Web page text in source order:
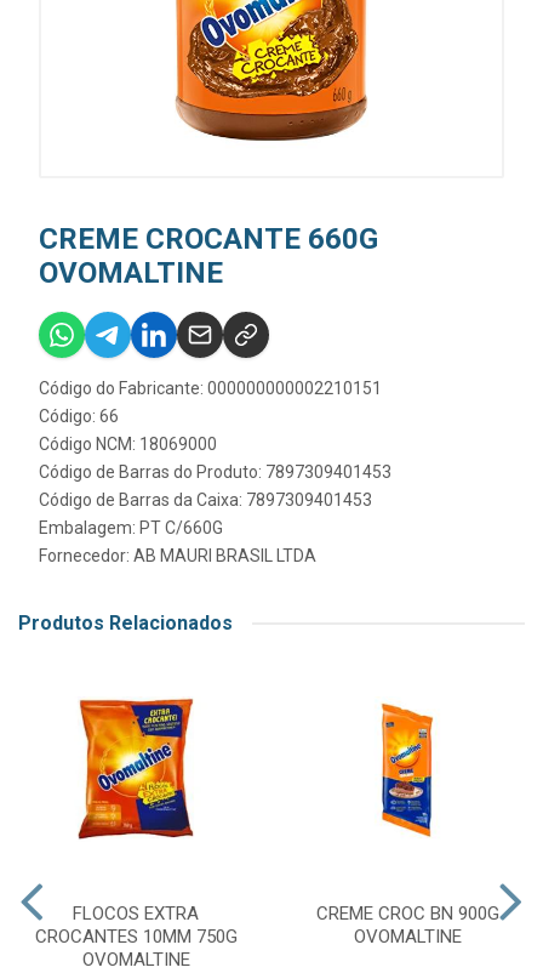
CREME CROCANTE 660G
OVOMALTINE
Código do Fabricante: 000000000002210151
Código: 66
Código NCM: 18069000
Código de Barras do Produto: 7897309401453
Código de Barras da Caixa: 7897309401453
Embalagem: PT C/660G
Fornecedor: AB MAURI BRASIL LTDA
Produtos Relacionados
FLOCOS EXTRA
CROCANTES 10MM 750G
OVOMALTINE
CREME CROC BN 900G
OVOMALTINE